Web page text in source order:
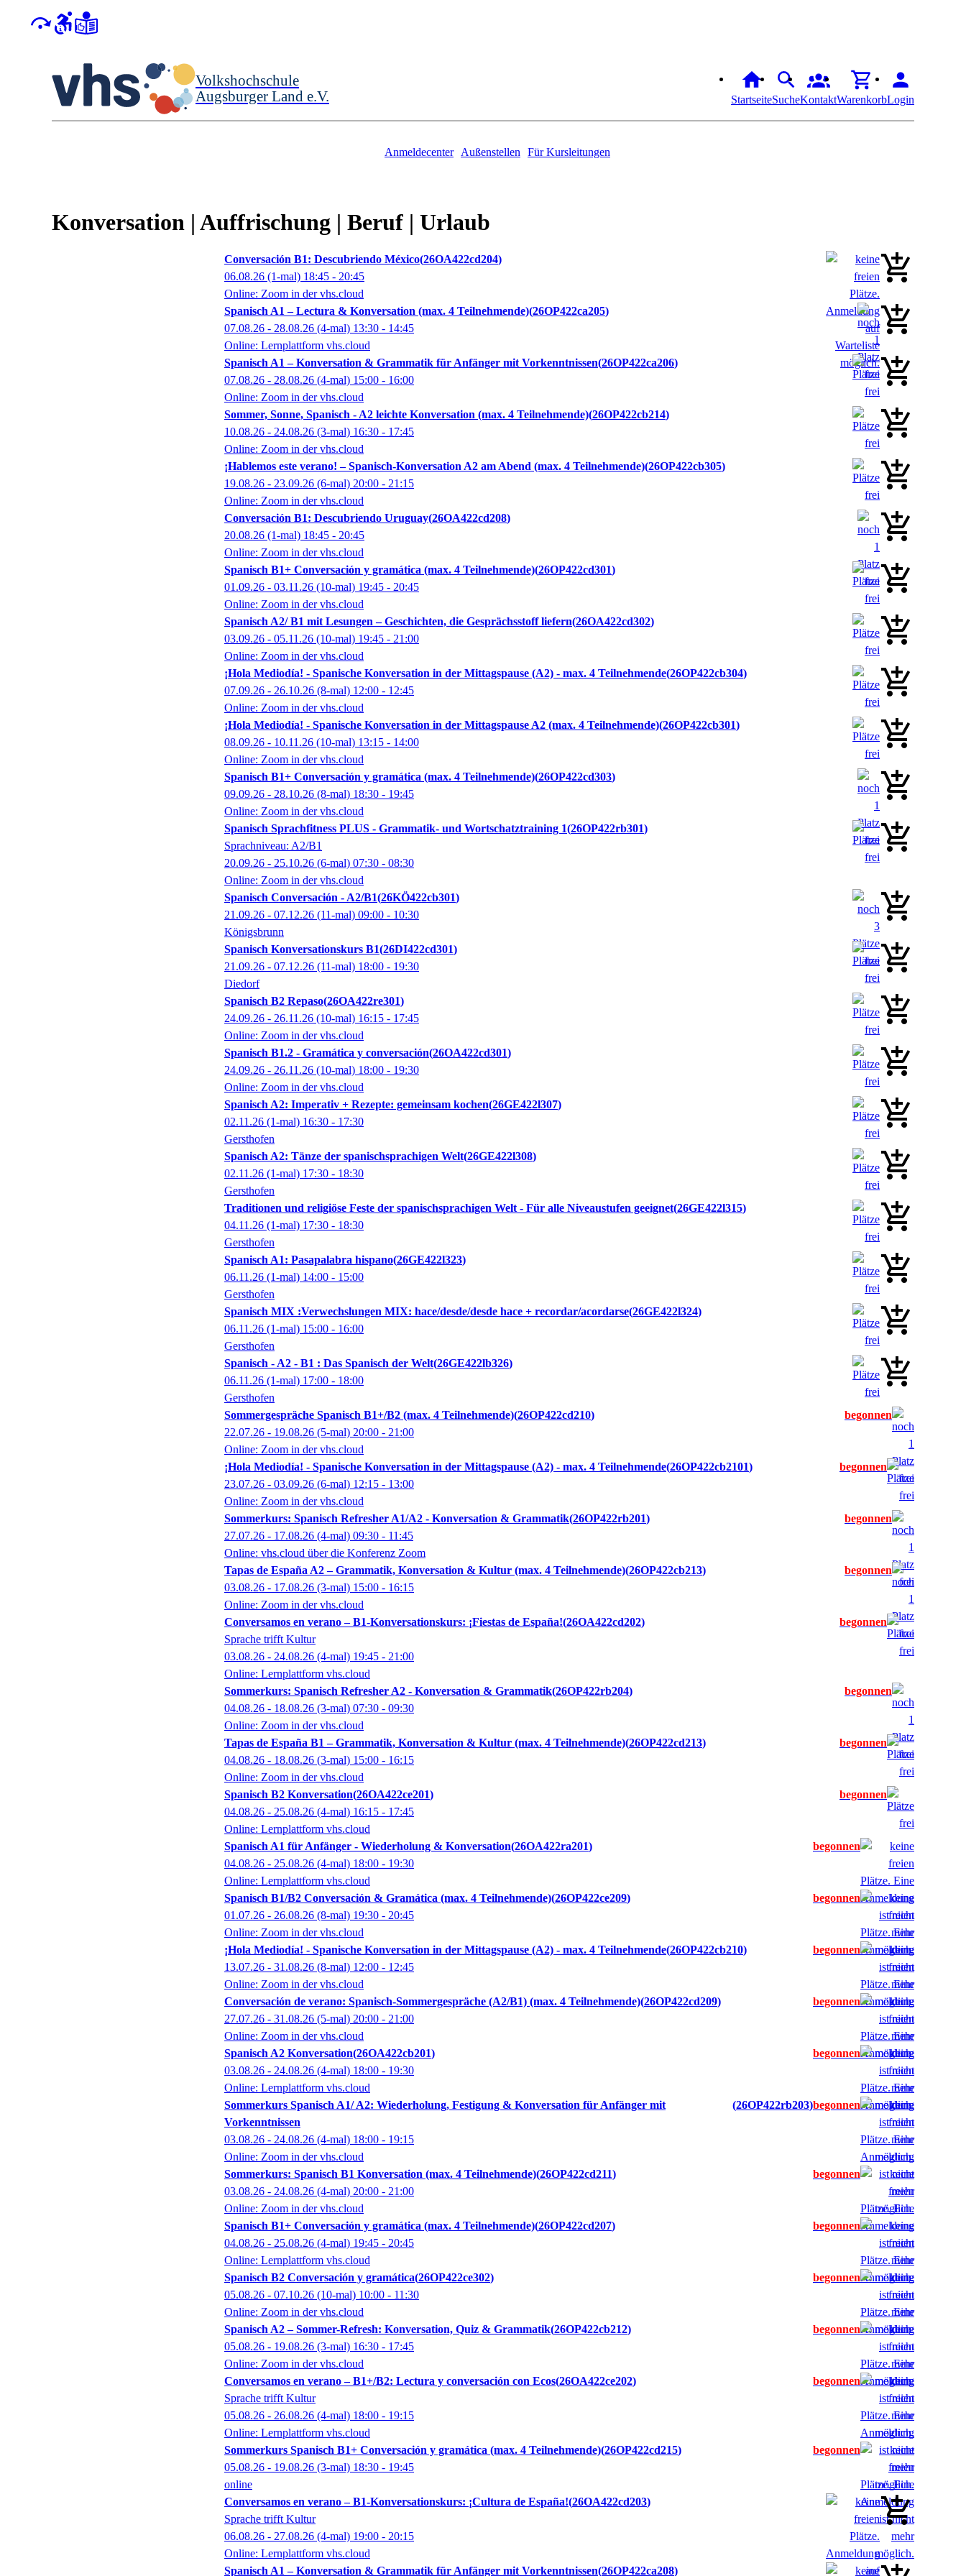
Volkshochschule
Augsburger Land e.V.
StartseiteSucheKontaktWarenkorbLogin
Anmeldecenter Außenstellen Für Kursleitungen
Konversation | Auffrischung | Beruf | Urlaub
Spanisch B1/B2 Conversación & Gramática (max. 4 Teilnehmende) 26OP422ce209
01.07.26 - 26.08.26 (8-mal) 19:30 - 20:45
Online: Zoom in der vhs.cloud
¡Hola Mediodía! - Spanische Konversation in der Mittagspause (A2) - max. 4 Teilnehmende 26OP422cb210
13.07.26 - 31.08.26 (8-mal) 12:00 - 12:45
Online: Zoom in der vhs.cloud
Sommergespräche Spanisch B1+/B2 (max. 4 Teilnehmende) 26OP422cd210
22.07.26 - 19.08.26 (5-mal) 20:00 - 21:00
Online: Zoom in der vhs.cloud
¡Hola Mediodía! - Spanische Konversation in der Mittagspause (A2) - max. 4 Teilnehmende 26OP422cb2101
23.07.26 - 03.09.26 (6-mal) 12:15 - 13:00
Online: Zoom in der vhs.cloud
Sommerkurs: Spanisch Refresher A1/A2 - Konversation & Grammatik 26OP422rb201
27.07.26 - 17.08.26 (4-mal) 09:30 - 11:45
Online: vhs.cloud über die Konferenz Zoom
Conversación de verano: Spanisch-Sommergespräche (A2/B1) (max. 4 Teilnehmende) 26OP422cd209
27.07.26 - 31.08.26 (5-mal) 20:00 - 21:00
Online: Zoom in der vhs.cloud
Tapas de España A2 – Grammatik, Konversation & Kultur (max. 4 Teilnehmende) 26OP422cb213
03.08.26 - 17.08.26 (3-mal) 15:00 - 16:15
Online: Zoom in der vhs.cloud
Spanisch A2 Konversation 26OA422cb201
03.08.26 - 24.08.26 (4-mal) 18:00 - 19:30
Online: Lernplattform vhs.cloud
Sommerkurs Spanisch A1/ A2: Wiederholung, Festigung & Konversation für Anfänger mit
Vorkenntnissen
26OP422rb203
03.08.26 - 24.08.26 (4-mal) 18:00 - 19:15
Online: Zoom in der vhs.cloud
Conversamos en verano – B1-Konversationskurs: ¡Fiestas de España! 26OA422cd202
Sprache trifft Kultur
03.08.26 - 24.08.26 (4-mal) 19:45 - 21:00
Online: Lernplattform vhs.cloud
Sommerkurs: Spanisch B1 Konversation (max. 4 Teilnehmende) 26OP422cd211
03.08.26 - 24.08.26 (4-mal) 20:00 - 21:00
Online: Zoom in der vhs.cloud
Sommerkurs: Spanisch Refresher A2 - Konversation & Grammatik 26OP422rb204
04.08.26 - 18.08.26 (3-mal) 07:30 - 09:30
Online: Zoom in der vhs.cloud
Tapas de España B1 – Grammatik, Konversation & Kultur (max. 4 Teilnehmende) 26OP422cd213
04.08.26 - 18.08.26 (3-mal) 15:00 - 16:15
Online: Zoom in der vhs.cloud
Spanisch B2 Konversation 26OA422ce201
04.08.26 - 25.08.26 (4-mal) 16:15 - 17:45
Online: Lernplattform vhs.cloud
Spanisch A1 für Anfänger - Wiederholung & Konversation 26OA422ra201
04.08.26 - 25.08.26 (4-mal) 18:00 - 19:30
Online: Lernplattform vhs.cloud
Spanisch B1+ Conversación y gramática (max. 4 Teilnehmende) 26OP422cd207
04.08.26 - 25.08.26 (4-mal) 19:45 - 20:45
Online: Lernplattform vhs.cloud
Spanisch B2 Conversación y gramática 26OP422ce302
05.08.26 - 07.10.26 (10-mal) 10:00 - 11:30
Online: Zoom in der vhs.cloud
Spanisch A2 – Sommer-Refresh: Konversation, Quiz & Grammatik 26OP422cb212
05.08.26 - 19.08.26 (3-mal) 16:30 - 17:45
Online: Zoom in der vhs.cloud
Conversamos en verano – B1+/B2: Lectura y conversación con Ecos 26OA422ce202
Sprache trifft Kultur
05.08.26 - 26.08.26 (4-mal) 18:00 - 19:15
Online: Lernplattform vhs.cloud
Sommerkurs Spanisch B1+ Conversación y gramática (max. 4 Teilnehmende) 26OP422cd215
05.08.26 - 19.08.26 (3-mal) 18:30 - 19:45
online
Conversación B1: Descubriendo México 26OA422cd204
06.08.26 (1-mal) 18:45 - 20:45
Online: Zoom in der vhs.cloud
Conversamos en verano – B1-Konversationskurs: ¡Cultura de España! 26OA422cd203
Sprache trifft Kultur
06.08.26 - 27.08.26 (4-mal) 19:00 - 20:15
Online: Lernplattform vhs.cloud
Spanisch A1 – Konversation & Grammatik für Anfänger mit Vorkenntnissen 26OP422ca208
Spanisch A1 – Lectura & Konversation (max. 4 Teilnehmende) 26OP422ca205
07.08.26 - 28.08.26 (4-mal) 13:30 - 14:45
Online: Lernplattform vhs.cloud
Spanisch A1 – Konversation & Grammatik für Anfänger mit Vorkenntnissen 26OP422ca206
07.08.26 - 28.08.26 (4-mal) 15:00 - 16:00
Online: Zoom in der vhs.cloud
Sommer, Sonne, Spanisch - A2 leichte Konversation (max. 4 Teilnehmende) 26OP422cb214
10.08.26 - 24.08.26 (3-mal) 16:30 - 17:45
Online: Zoom in der vhs.cloud
¡Hablemos este verano! – Spanisch-Konversation A2 am Abend (max. 4 Teilnehmende) 26OP422cb305
19.08.26 - 23.09.26 (6-mal) 20:00 - 21:15
Online: Zoom in der vhs.cloud
Conversación B1: Descubriendo Uruguay 26OA422cd208
20.08.26 (1-mal) 18:45 - 20:45
Online: Zoom in der vhs.cloud
Spanisch B1+ Conversación y gramática (max. 4 Teilnehmende) 26OP422cd301
01.09.26 - 03.11.26 (10-mal) 19:45 - 20:45
Online: Zoom in der vhs.cloud
Spanisch A2/ B1 mit Lesungen – Geschichten, die Gesprächsstoff liefern 26OA422cd302
03.09.26 - 05.11.26 (10-mal) 19:45 - 21:00
Online: Zoom in der vhs.cloud
¡Hola Mediodía! - Spanische Konversation in der Mittagspause (A2) - max. 4 Teilnehmende 26OP422cb304
07.09.26 - 26.10.26 (8-mal) 12:00 - 12:45
Online: Zoom in der vhs.cloud
¡Hola Mediodía! - Spanische Konversation in der Mittagspause A2 (max. 4 Teilnehmende) 26OP422cb301
08.09.26 - 10.11.26 (10-mal) 13:15 - 14:00
Online: Zoom in der vhs.cloud
Spanisch B1+ Conversación y gramática (max. 4 Teilnehmende) 26OP422cd303
09.09.26 - 28.10.26 (8-mal) 18:30 - 19:45
Online: Zoom in der vhs.cloud
Spanisch Sprachfitness PLUS - Grammatik- und Wortschatztraining 1 26OP422rb301
Sprachniveau: A2/B1
20.09.26 - 25.10.26 (6-mal) 07:30 - 08:30
Online: Zoom in der vhs.cloud
Spanisch Conversación - A2/B1 26KÖ422cb301
21.09.26 - 07.12.26 (11-mal) 09:00 - 10:30
Königsbrunn
Spanisch Konversationskurs B1 26DI422cd301
21.09.26 - 07.12.26 (11-mal) 18:00 - 19:30
Diedorf
Spanisch B2 Repaso 26OA422re301
24.09.26 - 26.11.26 (10-mal) 16:15 - 17:45
Online: Zoom in der vhs.cloud
Spanisch B1.2 - Gramática y conversación 26OA422cd301
24.09.26 - 26.11.26 (10-mal) 18:00 - 19:30
Online: Zoom in der vhs.cloud
Spanisch A2: Imperativ + Rezepte: gemeinsam kochen 26GE422l307
02.11.26 (1-mal) 16:30 - 17:30
Gersthofen
Spanisch A2: Tänze der spanischsprachigen Welt 26GE422l308
02.11.26 (1-mal) 17:30 - 18:30
Gersthofen
Traditionen und religiöse Feste der spanischsprachigen Welt - Für alle Niveaustufen geeignet 26GE422l315
04.11.26 (1-mal) 17:30 - 18:30
Gersthofen
Spanisch A1: Pasapalabra hispano 26GE422l323
06.11.26 (1-mal) 14:00 - 15:00
Gersthofen
Spanisch MIX :Verwechslungen MIX: hace/desde/desde hace + recordar/acordarse 26GE422l324
06.11.26 (1-mal) 15:00 - 16:00
Gersthofen
Spanisch - A2 - B1 : Das Spanisch der Welt 26GE422lb326
06.11.26 (1-mal) 17:00 - 18:00
Gersthofen